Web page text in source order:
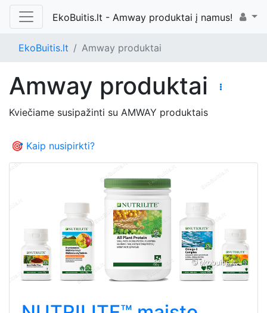
EkoBuitis.lt - Amway produktai į namus!
EkoBuitis.lt Amway produktai
Amway produktai
Kviečiame susipažinti su AMWAY produktais
🎯 Kaip nusipirkti?